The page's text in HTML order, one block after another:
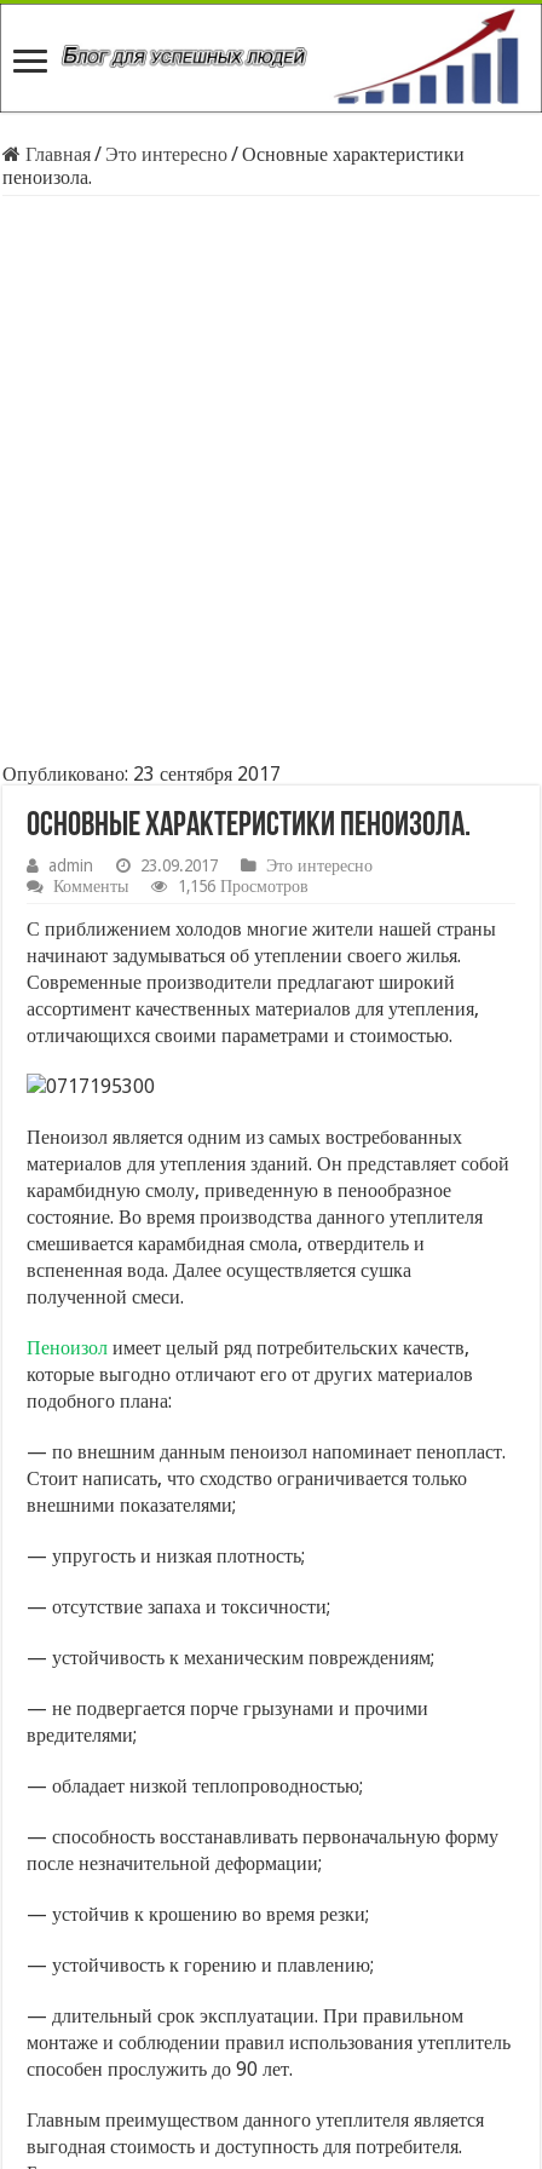
Главная/ Это интересно/Основные характеристики
пеноизола.
Опубликовано: 23 сентября 2017
Основные характеристики пеноизола.
admin 23.09.2017
Это интересно
Комменты
1,156 Просмотров
С приближением холодов многие жители нашей страны
начинают задумываться об утеплении своего жилья.
Современные производители предлагают широкий
ассортимент качественных материалов для утепления,
отличающихся своими параметрами и стоимостью.
Пеноизол является одним из самых востребованных
материалов для утепления зданий. Он представляет собой
карамбидную смолу, приведенную в пенообразное
состояние. Во время производства данного утеплителя
смешивается карамбидная смола, отвердитель и
вспененная вода. Далее осуществляется сушка
полученной смеси.
Пеноизолимеет целый ряд потребительских качеств,
которые выгодно отличают его от других материалов
подобного плана:
— по внешним данным пеноизол напоминает пенопласт.
Стоит написать, что сходство ограничивается только
внешними показателями;
— упругость и низкая плотность;
— отсутствие запаха и токсичности;
— устойчивость к механическим повреждениям;
— не подвергается порче грызунами и прочими
вредителями;
— обладает низкой теплопроводностью;
— способность восстанавливать первоначальную форму
после незначительной деформации;
— устойчив к крошению во время резки;
— устойчивость к горению и плавлению;
— длительный срок эксплуатации. При правильном
монтаже и соблюдении правил использования утеплитель
способен прослужить до 90 лет.
Главным преимуществом данного утеплителя является
выгодная стоимость и доступность для потребителя.